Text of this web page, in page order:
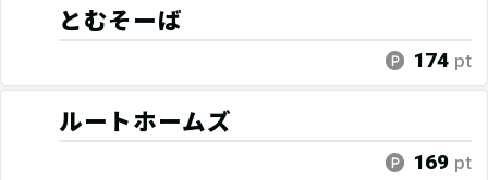
とむそーば
174 pt
ルートホームズ
169 pt